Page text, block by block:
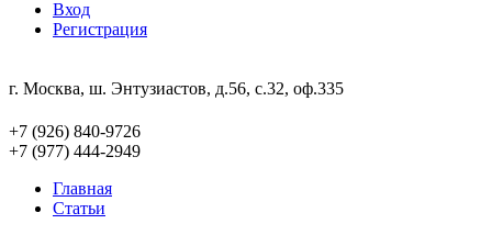
Вход
Регистрация
г. Москва, ш. Энтузиастов, д.56, с.32, оф.335
+7 (926) 840-9726
+7 (977) 444-2949
Главная
Статьи